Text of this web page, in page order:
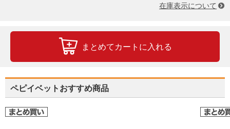
在庫表示について
まとめてカートに入れる
ペピイベットおすすめ商品